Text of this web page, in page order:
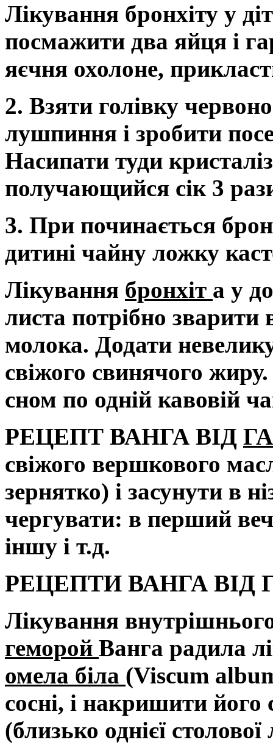
Лікування бронхіту у
посмажити два яйця і
яєчня охолоне,
2. Взяти голівку
лушпиння і зробити
Насипати туди
получающийся сік 3
3. При починається
дитині чайну ложку
Лікування бронхіт а у
листа потрібно зварити
молока. Додати
свіжого свинячого
сном по одній кавовій
РЕЦЕПТ ВАНГА ВІД
свіжого вершкового
зернятко) і засунути в
чергувати: в перший
іншу і т.д.
РЕЦЕПТИ ВАНГА
Лікування
геморой Ванга радила
омела біла (Viscum
сосні, і накришити
(близько однієї